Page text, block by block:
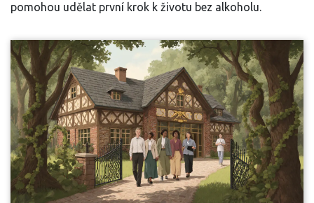
pomohou udělat první krok k životu bez alkoholu.